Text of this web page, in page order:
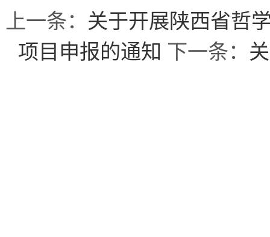
上一条： 关于开展陕西省哲
项目申报的通知 下一条：